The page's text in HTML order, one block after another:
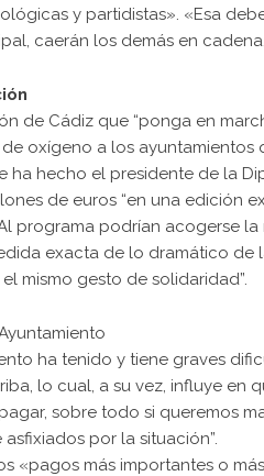
y partidistas». «Esa
caerán los demás en
de Cádiz que “ponga en
oxígeno a los
ha hecho el presidente de la
de euros “en una edición
programa podrían acogerse
exacta de lo dramático de
mismo gesto de solidaridad”.
ha tenido y tiene graves
lo cual, a su vez, influye en
sobre todo si queremos
por la situación”.
«pagos más importantes o